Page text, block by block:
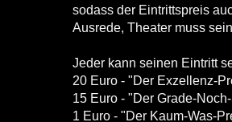
sodass der Eintrittspreis
Ausrede, Theater muss
Jeder kann seinen Eintritt
20 Euro - "Der Exzellenz-
15 Euro - "Der Grade-
1 Euro - "Der Kaum-Was-